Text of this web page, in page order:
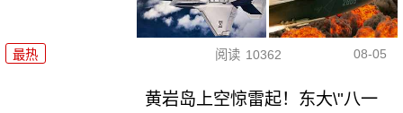
最热 阅读 10362 08-05
黄岩岛上空惊雷起！东大\"八一